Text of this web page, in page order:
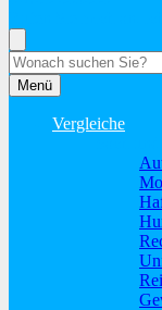
Menü
Vergleiche